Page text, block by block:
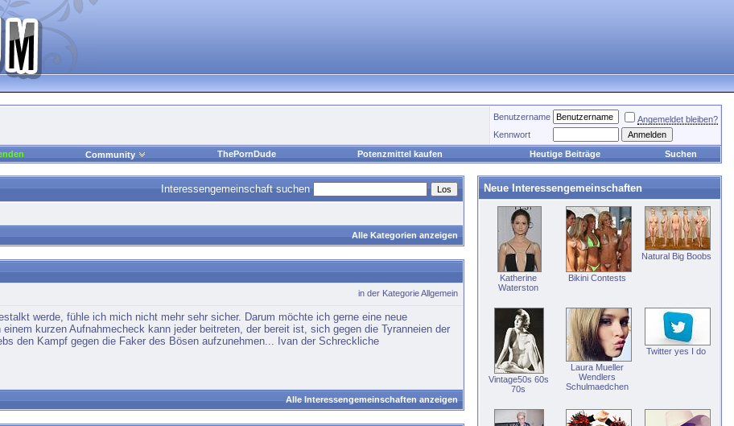
Benutzername
Angemeldet bleiben?
Kennwort
Community ThePornDude Potenzmittel kaufen Heutige Beiträge Suchen
Interessengemeinschaft suchen
Alle Kategorien anzeigen
in der KategorieAllgemein
werde, fühle ich mich nicht mehr sehr sicher. Darum möchte ich gerne eine neue
kurzen Aufnahmecheck kann jeder beitreten, der bereit ist, sich gegen die Tyranneien der
den Kampf gegen die Faker des Bösen aufzunehmen... Ivan der Schreckliche
Alle Interessengemeinschaften anzeigen
Neue Interessengemeinschaften
Katherine
Waterston
Bikini Contests
Natural Big Boobs
Vintage50s 60s
70s
Laura Mueller
Wendlers
Schulmaedchen
Twitter yes I do